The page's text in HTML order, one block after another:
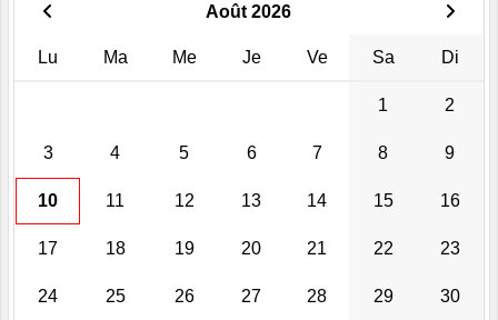
Août 2026
Lu Ma Me Je Ve Sa Di
1 2
3 4 5 6 7 8 9
10 11 12 13 14 15 16
17 18 19 20 21 22 23
24 25 26 27 28 29 30